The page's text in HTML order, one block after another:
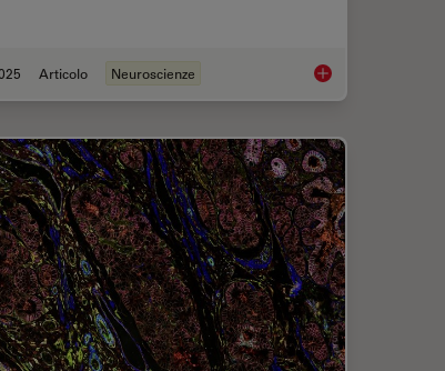
Freeze Complex Samples
Articolo Neuroscienze Explore Alzheimer's